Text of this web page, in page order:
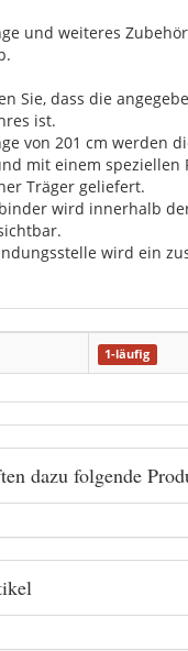
und weiteres
Sie, dass die
ist.
von 201 cm werden
mit einem speziellen
Träger geliefert.
wird innerhalb
wird ein
1-läufig
dazu folgende